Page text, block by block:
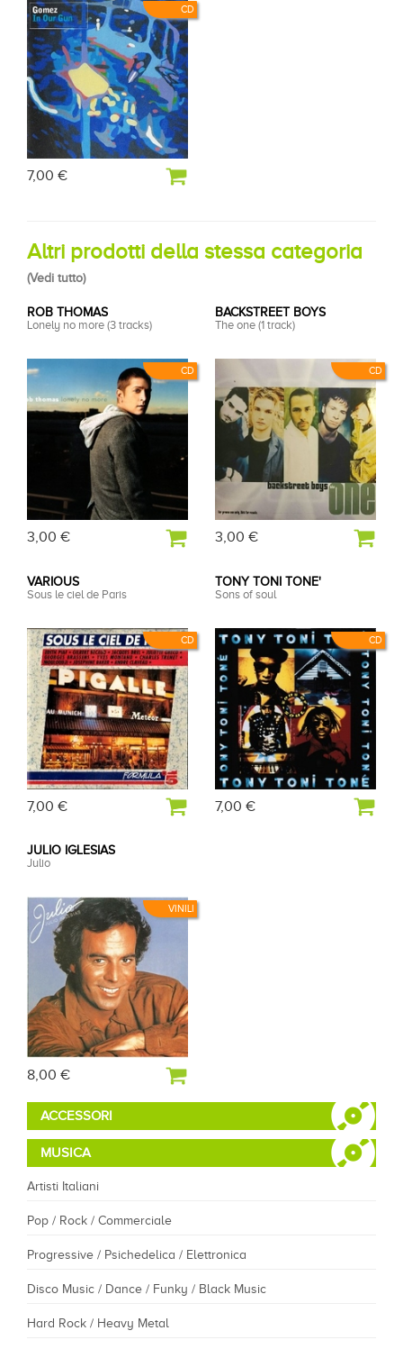
CD
7,00 €
Altri prodotti della stessa categoria
(Vedi tutto)
CD
ROB THOMAS
Lonely no more (3 tracks)
3,00 €
CD
BACKSTREET BOYS
The one (1 track)
3,00 €
CD
VARIOUS
Sous le ciel de Paris
7,00 €
CD
TONY TONI TONE'
Sons of soul
7,00 €
VINILI
JULIO IGLESIAS
Julio
8,00 €
ACCESSORI
MUSICA
Artisti Italiani
Pop / Rock / Commerciale
Progressive / Psichedelica / Elettronica
Disco Music / Dance / Funky / Black Music
Hard Rock / Heavy Metal